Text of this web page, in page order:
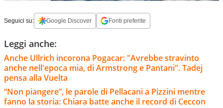
Seguici su: Google Discover Fonti preferite
Leggi anche:
Anche Ullrich incorona Pogacar: "Avrebbe stravinto
anche nell'epoca mia, di Armstrong e Pantani". Tadej
pensa alla Vuelta
“Non piangere”, le parole di Pellacani a Pizzini mentre
fanno la storia: Chiara batte anche il record di Ceccon